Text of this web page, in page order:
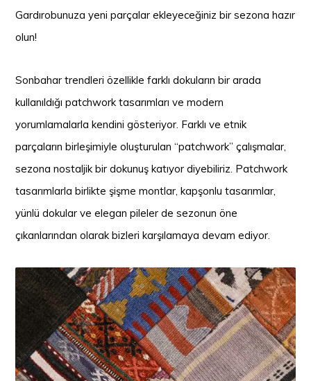
Gardırobunuza yeni parçalar ekleyeceğiniz bir sezona hazır
olun!
Sonbahar trendleri özellikle farklı dokuların bir arada
kullanıldığı patchwork tasarımları ve modern
yorumlamalarla kendini gösteriyor. Farklı ve etnik
parçaların birleşimiyle oluşturulan “patchwork” çalışmalar,
sezona nostaljik bir dokunuş katıyor diyebiliriz. Patchwork
tasarımlarla birlikte şişme montlar, kapşonlu tasarımlar,
yünlü dokular ve elegan pileler de sezonun öne
çıkanlarından olarak bizleri karşılamaya devam ediyor.